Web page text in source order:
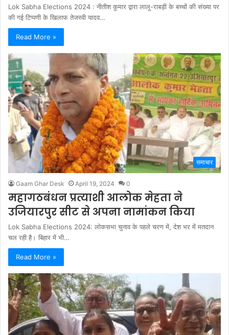
Lok Sabha Elections 2024 : नीतीश कुमार द्वारा लालू-राबड़ी के बच्चों की संख्या पर
की गई टिप्पणी के खिलाफ तेजस्वी यादव…
Read More »
समाचार
Gaam Ghar Desk April 19, 2024 0
महागठबंधन प्रत्याशी आलोक मेहता ने
उजियारपुर सीट से अपना नामांकन किया
Lok Sabha Elections 2024: लोकसभा चुनाव के पहले चरण में, देश भर में मतदान
चल रही है। बिहार में भी…
Read More »